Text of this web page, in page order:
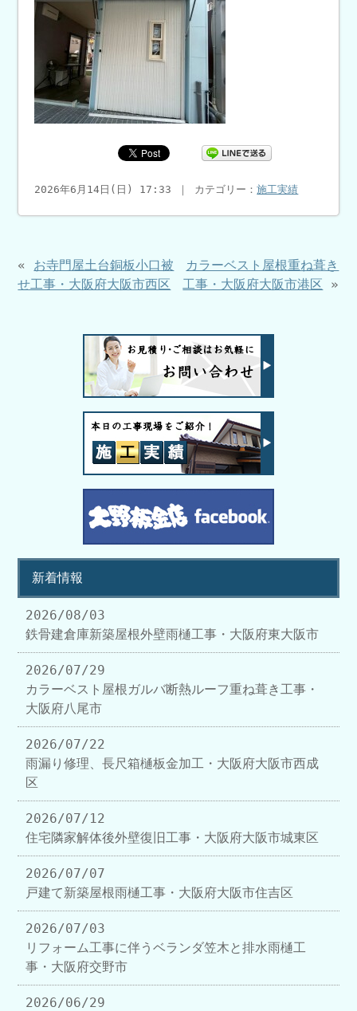
2026年6月14日(日) 17:33 ｜ カテゴリー：施工実績
« お寺門屋土台銅板小口被
せ工事・大阪府大阪市西区
カラーベスト屋根重ね葺き
工事・大阪府大阪市港区 »
新着情報
2026/08/03
鉄骨建倉庫新築屋根外壁雨樋工事・大阪府東大阪市
2026/07/29
カラーベスト屋根ガルバ断熱ルーフ重ね葺き工事・
大阪府八尾市
2026/07/22
雨漏り修理、長尺箱樋板金加工・大阪府大阪市西成
区
2026/07/12
住宅隣家解体後外壁復旧工事・大阪府大阪市城東区
2026/07/07
戸建て新築屋根雨樋工事・大阪府大阪市住吉区
2026/07/03
リフォーム工事に伴うベランダ笠木と排水雨樋工
事・大阪府交野市
2026/06/29